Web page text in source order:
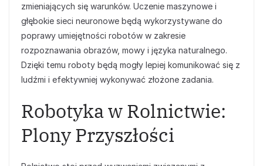
zmieniających się warunków. Uczenie maszynowe i
głębokie sieci neuronowe będą wykorzystywane do
poprawy umiejętności robotów w zakresie
rozpoznawania obrazów, mowy i języka naturalnego.
Dzięki temu roboty będą mogły lepiej komunikować się z
ludźmi i efektywniej wykonywać złożone zadania.
Robotyka w Rolnictwie:
Plony Przyszłości